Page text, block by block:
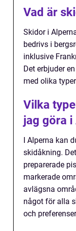
Vad är
Skidor i
bedrivs i
inklusive
Det erbjuder
med olika
Vilka
jag göra i
I Alperna kan
skidåkning.
preparerade
markerade
avlägsna
något för alla
och